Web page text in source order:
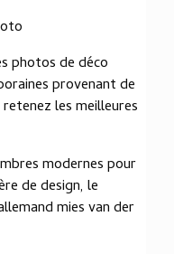
photos de déco
provenant de
les meilleures
modernes pour
de design, le
mies van der